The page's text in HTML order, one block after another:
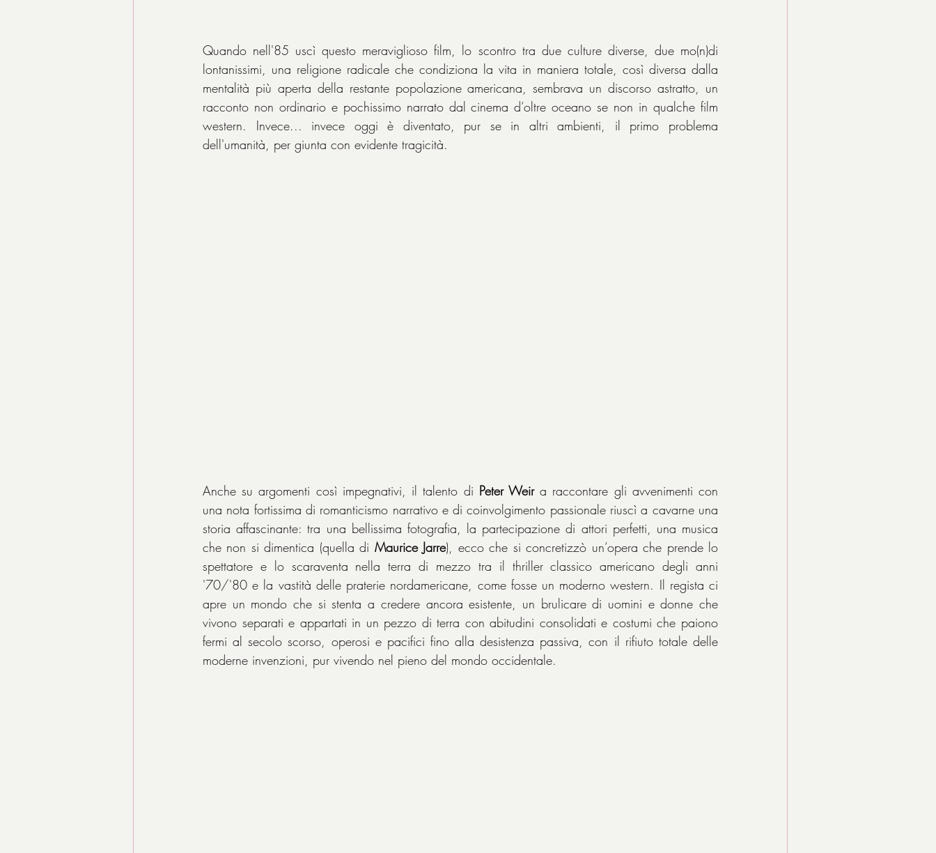
Quando nell'85 uscì questo meraviglioso film, lo scontro tra due culture diverse, due mo(n)di
lontanissimi, una religione radicale che condiziona la vita in maniera totale, così diversa dalla
mentalità più aperta della restante popolazione americana, sembrava un discorso astratto, un
racconto non ordinario e pochissimo narrato dal cinema d’oltre oceano se non in qualche film
western. Invece... invece oggi è diventato, pur se in altri ambienti, il primo problema
dell'umanità, per giunta con evidente tragicità.
Anche su argomenti così impegnativi, il talento di Peter Weir a raccontare gli avvenimenti con
una nota fortissima di romanticismo narrativo e di coinvolgimento passionale riuscì a cavarne una
storia affascinante: tra una bellissima fotografia, la partecipazione di attori perfetti, una musica
che non si dimentica (quella di Maurice Jarre), ecco che si concretizzò un’opera che prende lo
spettatore e lo scaraventa nella terra di mezzo tra il thriller classico americano degli anni
'70/'80 e la vastità delle praterie nordamericane, come fosse un moderno western. Il regista ci
apre un mondo che si stenta a credere ancora esistente, un brulicare di uomini e donne che
vivono separati e appartati in un pezzo di terra con abitudini consolidati e costumi che paiono
fermi al secolo scorso, operosi e pacifici fino alla desistenza passiva, con il rifiuto totale delle
moderne invenzioni, pur vivendo nel pieno del mondo occidentale.